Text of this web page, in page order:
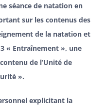
séance de natation en
sur les contenus des
de la natation et
« Entraînement », une
de l’Unité de
».
explicitant la